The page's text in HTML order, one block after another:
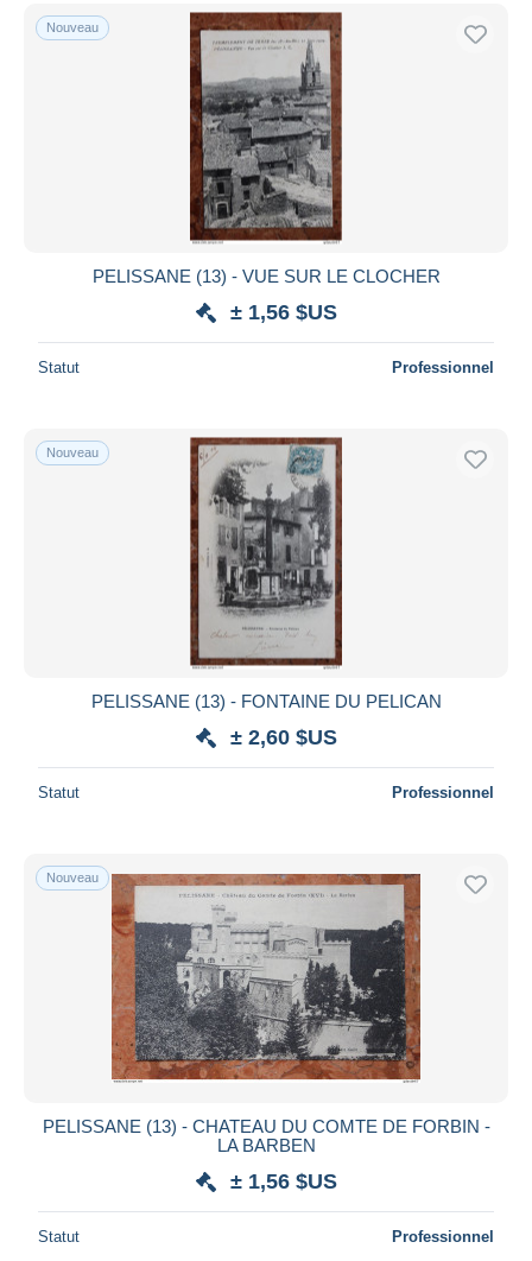
Nouveau
PELISSANE (13) - VUE SUR LE CLOCHER
± 1,56 $US
Statut Professionnel
Nouveau
PELISSANE (13) - FONTAINE DU PELICAN
± 2,60 $US
Statut Professionnel
Nouveau
PELISSANE (13) - CHATEAU DU COMTE DE FORBIN -
LA BARBEN
± 1,56 $US
Statut Professionnel